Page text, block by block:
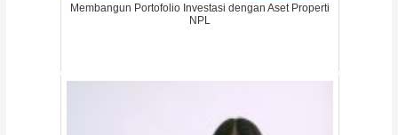
Membangun Portofolio Investasi dengan Aset Properti
NPL